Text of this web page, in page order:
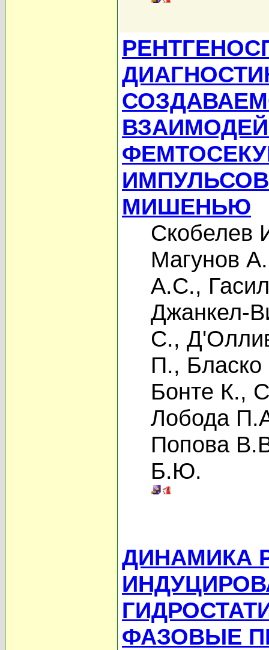
МИШЕНЬЮ
Скобелев
Магунов
А.С.,
Джанкел-
С.,
П.,
Бонте К.,
Лобода
Попова
Б.Ю.
ДИНАМИКА
ФАЗОВЫЕ